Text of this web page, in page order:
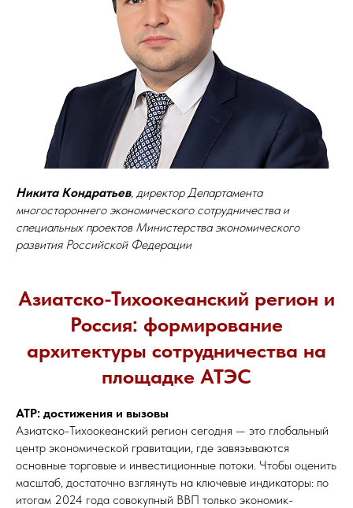
Никита Кондратьев, директор Департамента
многостороннего экономического сотрудничества и
специальных проектов Министерства экономического
развития Российской Федерации
Азиатско-Тихоокеанский регион и
Россия: формирование
архитектуры сотрудничества на
площадке АТЭС
АТР: достижения и вызовы
Азиатско-Тихоокеанский регион сегодня — это глобальный
центр экономической гравитации, где завязываются
основные торговые и инвестиционные потоки. Чтобы оценить
масштаб, достаточно взглянуть на ключевые индикаторы: по
итогам 2024 года совокупный ВВП только экономик-